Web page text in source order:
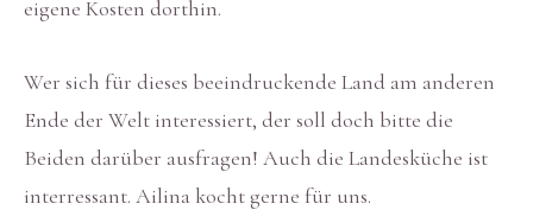
eigene Kosten dorthin.
Wer sich für dieses beeindruckende Land am anderen
Ende der Welt interessiert, der soll doch bitte die
Beiden darüber ausfragen! Auch die Landesküche ist
interressant. Ailina kocht gerne für uns.